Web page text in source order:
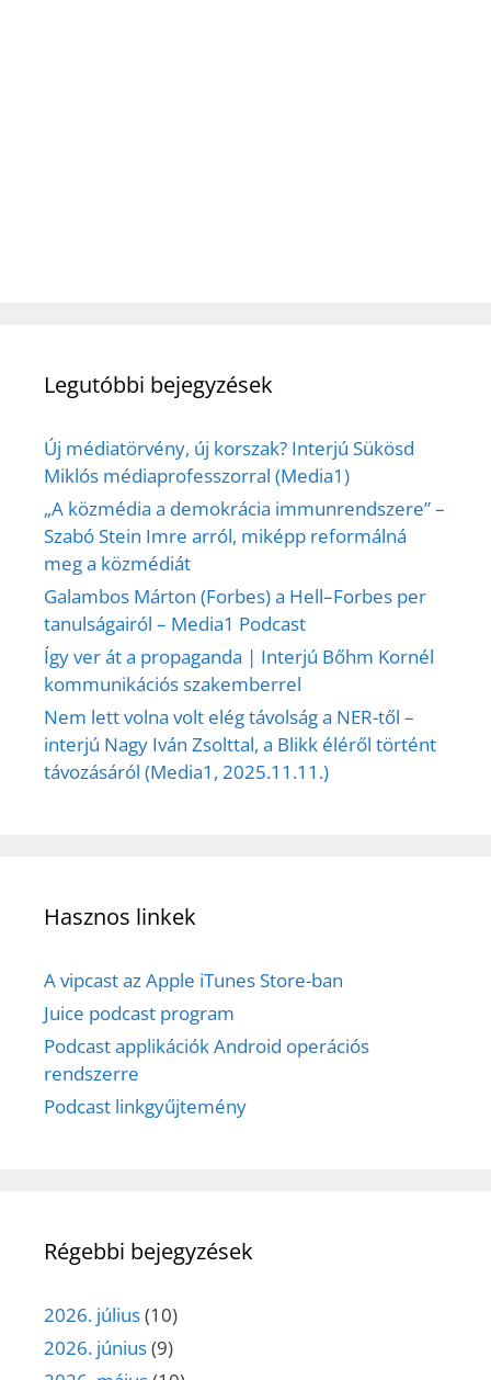
Legutóbbi bejegyzések
Új médiatörvény, új korszak? Interjú Sükösd
Miklós médiaprofesszorral (Media1)
„A közmédia a demokrácia immunrendszere” –
Szabó Stein Imre arról, miképp reformálná
meg a közmédiát
Galambos Márton (Forbes) a Hell–Forbes per
tanulságairól – Media1 Podcast
Így ver át a propaganda | Interjú Bőhm Kornél
kommunikációs szakemberrel
Nem lett volna volt elég távolság a NER-től –
interjú Nagy Iván Zsolttal, a Blikk éléről történt
távozásáról (Media1, 2025.11.11.)
Hasznos linkek
A vipcast az Apple iTunes Store-ban
Juice podcast program
Podcast applikációk Android operációs
rendszerre
Podcast linkgyűjtemény
Régebbi bejegyzések
2026. július(10)
2026. június(9)